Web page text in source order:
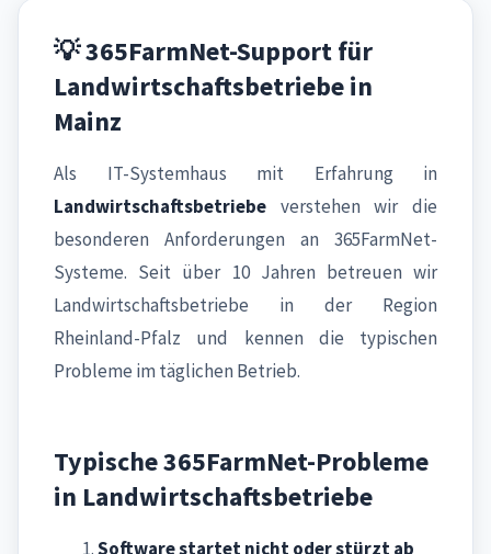
💡 365FarmNet-Support für
Landwirtschaftsbetriebe in
Mainz
Als IT-Systemhaus mit Erfahrung in
Landwirtschaftsbetriebe verstehen wir die
besonderen Anforderungen an 365FarmNet-
Systeme. Seit über 10 Jahren betreuen wir
Landwirtschaftsbetriebe in der Region
Rheinland-Pfalz und kennen die typischen
Probleme im täglichen Betrieb.
Typische 365FarmNet-Probleme
in Landwirtschaftsbetriebe
Software startet nicht oder stürzt ab